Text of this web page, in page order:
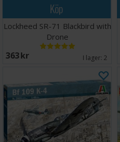
Köp
Lockheed SR-71 Blackbird with
Drone
363 SEK I lager: 2